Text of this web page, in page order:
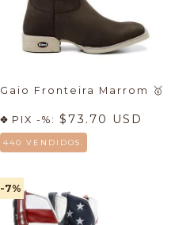
Gaio Fronteira Marrom 🥇
PIX -%: $73.70 USD
440 VENDIDOS.
-7%